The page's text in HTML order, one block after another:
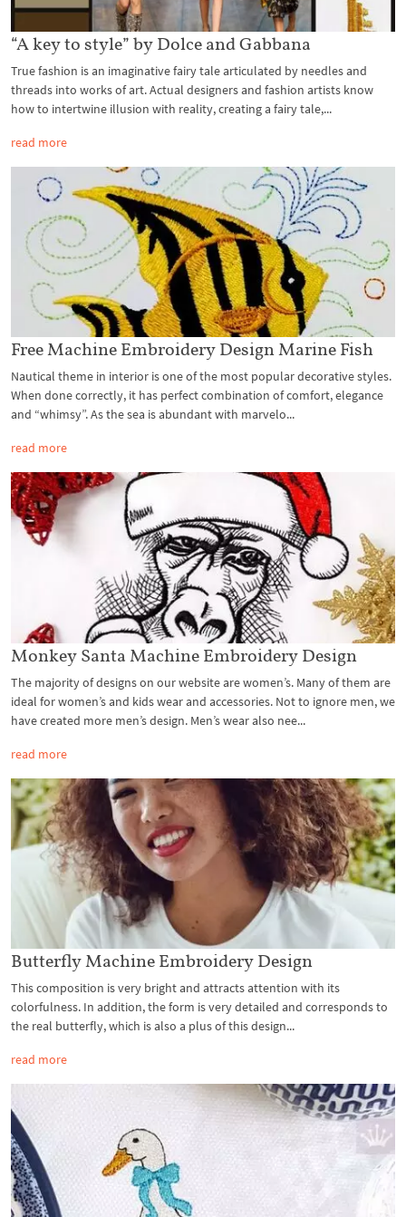
“A key to style” by Dolce and Gabbana
True fashion is an imaginative fairy tale articulated by needles and
threads into works of art. Actual designers and fashion artists know
how to intertwine illusion with reality, creating a fairy tale,...
read more
Free Machine Embroidery Design Marine Fish
Nautical theme in interior is one of the most popular decorative styles.
When done correctly, it has perfect combination of comfort, elegance
and “whimsy”. As the sea is abundant with marvelo...
read more
Monkey Santa Machine Embroidery Design
The majority of designs on our website are women’s. Many of them are
ideal for women’s and kids wear and accessories. Not to ignore men, we
have created more men’s design. Men’s wear also nee...
read more
Butterfly Machine Embroidery Design
This composition is very bright and attracts attention with its
colorfulness. In addition, the form is very detailed and corresponds to
the real butterfly, which is also a plus of this design...
read more